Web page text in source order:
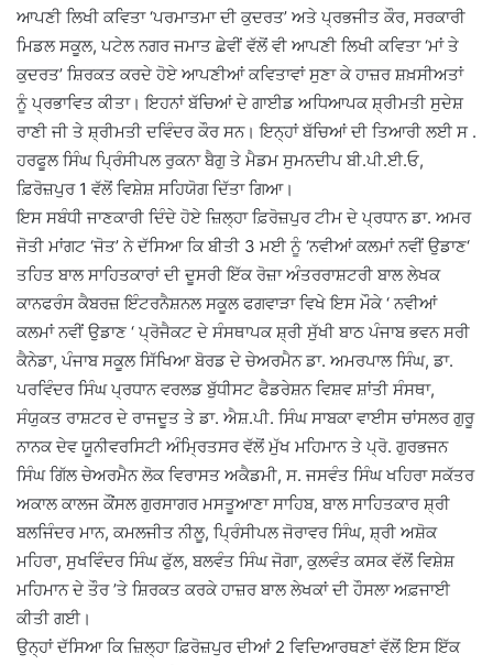
ਆਪਣੀ ਲਿਖੀ ਕਵਿਤਾ ‘ਪਰਮਾਤਮਾ ਦੀ ਕੁਦਰਤ’ ਅਤੇ ਪ੍ਰਭਜੀਤ ਕੌਰ, ਸਰਕਾਰੀ
ਮਿਡਲ ਸਕੂਲ, ਪਟੇਲ ਨਗਰ ਜਮਾਤ ਛੇਵੀਂ ਵੱਲੋਂ ਵੀ ਆਪਣੀ ਲਿਖੀ ਕਵਿਤਾ ‘ਮਾਂ ਤੇ
ਕੁਦਰਤ’ ਸ਼ਿਰਕਤ ਕਰਦੇ ਹੋਏ ਆਪਣੀਆਂ ਕਵਿਤਾਵਾਂ ਸੁਣਾ ਕੇ ਹਾਜ਼ਰ ਸ਼ਖ਼ਸੀਅਤਾਂ
ਨੂੰ ਪ੍ਰਭਾਵਿਤ ਕੀਤਾ। ਇਹਨਾਂ ਬੱਚਿਆਂ ਦੇ ਗਾਈਡ ਅਧਿਆਪਕ ਸ਼੍ਰੀਮਤੀ ਸੁਦੇਸ਼
ਰਾਣੀ ਜੀ ਤੇ ਸ਼੍ਰੀਮਤੀ ਦਵਿੰਦਰ ਕੌਰ ਸਨ। ਇਨ੍ਹਾਂ ਬੱਚਿਆਂ ਦੀ ਤਿਆਰੀ ਲਈ ਸ .
ਹਰਫੂਲ ਸਿੰਘ ਪ੍ਰਿੰਸੀਪਲ ਰੁਕਨਾ ਬੈਗੁ ਤੇ ਮੈਡਮ ਸੁਮਨਦੀਪ ਬੀ.ਪੀ.ਈ.ਓ,
ਫ਼ਿਰੋਜ਼ਪੁਰ 1 ਵੱਲੋਂ ਵਿਸ਼ੇਸ਼ ਸਹਿਯੋਗ ਦਿੱਤਾ ਗਿਆ।
ਇਸ ਸਬੰਧੀ ਜਾਣਕਾਰੀ ਦਿੰਦੇ ਹੋਏ ਜ਼ਿਲ੍ਹਾ ਫ਼ਿਰੋਜ਼ਪੁਰ ਟੀਮ ਦੇ ਪ੍ਰਧਾਨ ਡਾ. ਅਮਰ
ਜੋਤੀ ਮਾਂਗਟ ‘ਜੋਤ’ ਨੇ ਦੱਸਿਆ ਕਿ ਬੀਤੀ 3 ਮਈ ਨੂੰ ‘ਨਵੀਆਂ ਕਲਮਾਂ ਨਵੀਂ ਉਡਾਣ‘
ਤਹਿਤ ਬਾਲ ਸਾਹਿਤਕਾਰਾਂ ਦੀ ਦੂਸਰੀ ਇੱਕ ਰੋਜ਼ਾ ਅੰਤਰਰਾਸ਼ਟਰੀ ਬਾਲ ਲੇਖਕ
ਕਾਨਫਰੰਸ ਕੈਬਰਜ਼ ਇੰਟਰਨੈਸ਼ਨਲ ਸਕੂਲ ਫਗਵਾੜਾ ਵਿਖੇ ਇਸ ਮੌਕੇ ‘ ਨਵੀਆਂ
ਕਲਮਾਂ ਨਵੀਂ ਉਡਾਣ ‘ ਪ੍ਰੋਜੈਕਟ ਦੇ ਸੰਸਥਾਪਕ ਸ਼੍ਰੀ ਸੁੱਖੀ ਬਾਠ ਪੰਜਾਬ ਭਵਨ ਸਰੀ
ਕੈਨੇਡਾ, ਪੰਜਾਬ ਸਕੂਲ ਸਿੱਖਿਆ ਬੋਰਡ ਦੇ ਚੇਅਰਮੈਨ ਡਾ. ਅਮਰਪਾਲ ਸਿੰਘ, ਡਾ.
ਪਰਵਿੰਦਰ ਸਿੰਘ ਪ੍ਰਧਾਨ ਵਰਲਡ ਬੁੱਧੀਸਟ ਫੈਡਰੇਸ਼ਨ ਵਿਸ਼ਵ ਸ਼ਾਂਤੀ ਸੰਸਥਾ,
ਸੰਯੁਕਤ ਰਾਸ਼ਟਰ ਦੇ ਰਾਜਦੂਤ ਤੇ ਡਾ. ਐਸ਼.ਪੀ. ਸਿੰਘ ਸਾਬਕਾ ਵਾਈਸ ਚਾਂਸਲਰ ਗੁਰੂ
ਨਾਨਕ ਦੇਵ ਯੂਨੀਵਰਸਿਟੀ ਅੰਮ੍ਰਿਤਸਰ ਵੱਲੋਂ ਮੁੱਖ ਮਹਿਮਾਨ ਤੇ ਪ੍ਰੋ. ਗੁਰਭਜਨ
ਸਿੰਘ ਗਿੱਲ ਚੇਅਰਮੈਨ ਲੋਕ ਵਿਰਾਸਤ ਅਕੈਡਮੀ, ਸ. ਜਸਵੰਤ ਸਿੰਘ ਖਹਿਰਾ ਸਕੱਤਰ
ਅਕਾਲ ਕਾਲਜ ਕੌਂਸਲ ਗੁਰਸਾਗਰ ਮਸਤੂਆਣਾ ਸਾਹਿਬ, ਬਾਲ ਸਾਹਿਤਕਾਰ ਸ਼੍ਰੀ
ਬਲਜਿੰਦਰ ਮਾਨ, ਕਮਲਜੀਤ ਨੀਲੂ, ਪ੍ਰਿੰਸੀਪਲ ਜੋਰਾਵਰ ਸਿੰਘ, ਸ਼੍ਰੀ ਅਸ਼ੋਕ
ਮਹਿਰਾ, ਸੁਖਵਿੰਦਰ ਸਿੰਘ ਫੁੱਲ, ਬਲਵੰਤ ਸਿੰਘ ਜੋਗਾ, ਕੁਲਵੰਤ ਕਸਕ ਵੱਲੋਂ ਵਿਸ਼ੇਸ਼
ਮਹਿਮਾਨ ਦੇ ਤੌਰ ’ਤੇ ਸ਼ਿਰਕਤ ਕਰਕੇ ਹਾਜ਼ਰ ਬਾਲ ਲੇਖਕਾਂ ਦੀ ਹੌਸਲਾ ਅਫ਼ਜਾਈ
ਕੀਤੀ ਗਈ।
ਉਨ੍ਹਾਂ ਦੱਸਿਆ ਕਿ ਜ਼ਿਲ੍ਹਾ ਫ਼ਿਰੋਜ਼ਪੁਰ ਦੀਆਂ 2 ਵਿਦਿਆਰਥਣਾਂ ਵੱਲੋਂ ਇਸ ਇੱਕ